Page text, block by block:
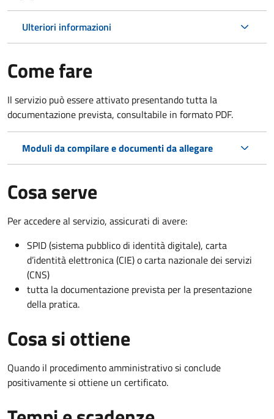
Ulteriori informazioni
Come fare
Il servizio può essere attivato presentando tutta la
documentazione prevista, consultabile in formato PDF.
Moduli da compilare e documenti da allegare
Cosa serve
Per accedere al servizio, assicurati di avere:
SPID (sistema pubblico di identità digitale), carta
d’identità elettronica (CIE) o carta nazionale dei servizi
(CNS)
tutta la documentazione prevista per la presentazione
della pratica.
Cosa si ottiene
Quando il procedimento amministrativo si conclude
positivamente si ottiene un certificato.